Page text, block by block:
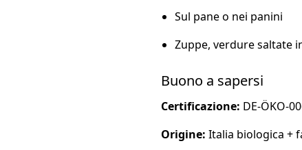
Sul pane o nei panini
Zuppe, verdure saltate
Buono a sapersi
Certificazione: DE-ÖKO-
Origine: Italia biologica +